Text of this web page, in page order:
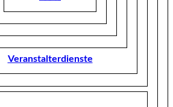
Veranstalterdienste